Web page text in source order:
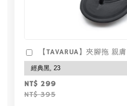
【TAVARUA】夾腳拖 親
NT$ 299
NT$ 395